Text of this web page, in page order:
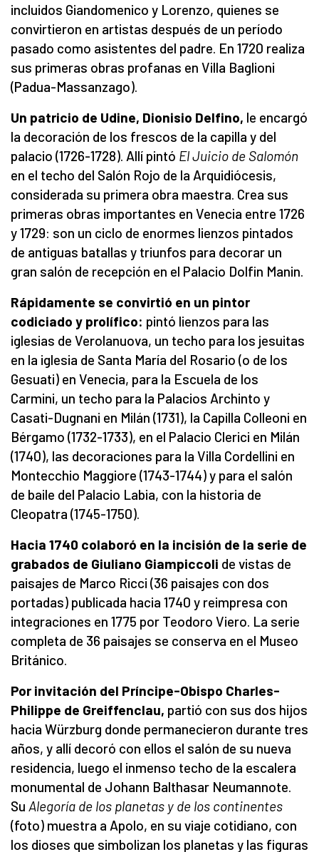
incluidos Giandomenico y Lorenzo, quienes se
convirtieron en artistas después de un período
pasado como asistentes del padre. En 1720 realiza
sus primeras obras profanas en Villa Baglioni
(Padua-Massanzago).
Un patricio de Udine, Dionisio Delfino, le encargó
la decoración de los frescos de la capilla y del
palacio (1726-1728). Allí pintó ElJuicio de Salomón
en el techo del Salón Rojo de la Arquidiócesis,
considerada su primera obra maestra. Crea sus
primeras obras importantes en Venecia entre 1726
y 1729: son un ciclo de enormes lienzos pintados
de antiguas batallas y triunfos para decorar un
gran salón de recepción en el Palacio Dolfin Manin.
Rápidamente se convirtió en un pintor
codiciado y prolífico: pintó lienzos para las
iglesias de Verolanuova, un techo para los jesuitas
en la iglesia de Santa María del Rosario (o de los
Gesuati) en Venecia, para la Escuela de los
Carmini, un techo para la Palacios Archinto y
Casati-Dugnani en Milán (1731), la Capilla Colleoni en
Bérgamo (1732-1733), en el Palacio Clerici en Milán
(1740), las decoraciones para la Villa Cordellini en
Montecchio Maggiore (1743-1744) y para el salón
de baile del Palacio Labia, con la historia de
Cleopatra (1745-1750).
Hacia 1740 colaboró ​​en la incisión de la serie de
grabados de Giuliano Giampiccoli de vistas de
paisajes de Marco Ricci (36 paisajes con dos
portadas) publicada hacia 1740 y reimpresa con
integraciones en 1775 por Teodoro Viero. La serie
completa de 36 paisajes se conserva en el Museo
Británico.
Por invitación del Príncipe-Obispo Charles-
Philippe de Greiffenclau, partió con sus dos hijos
hacia Würzburg donde permanecieron durante tres
años, y allí decoró con ellos el salón de su nueva
residencia, luego el inmenso techo de la escalera
monumental de Johann Balthasar Neumannote.
Su Alegoría de los planetas y de los continentes
(foto) muestra a Apolo, en su viaje cotidiano, con
los dioses que simbolizan los planetas y las figuras